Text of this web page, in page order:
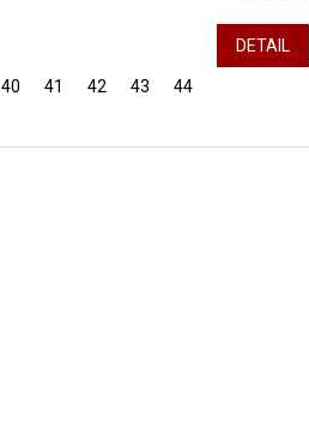
DETAIL
40 41 42 43 44